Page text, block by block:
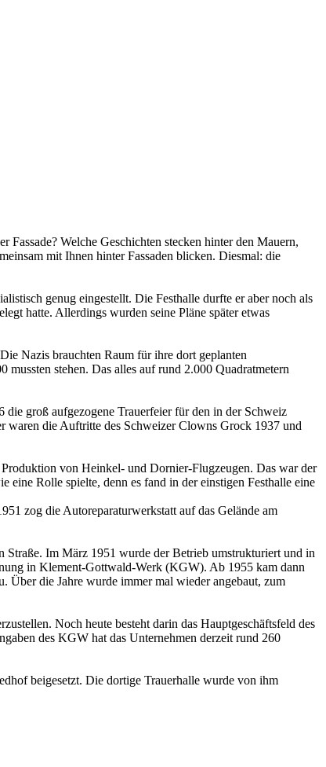
Welche Geschichten stecken hinter den Mauern,
mit Ihnen hinter Fassaden blicken. Diesmal: die
genug eingestellt. Die Festhalle durfte er aber noch als
hatte. Allerdings wurden seine Pläne später etwas
Nazis brauchten Raum für ihre dort geplanten
stehen. Das alles auf rund 2.000 Quadratmetern
die groß aufgezogene Trauerfeier für den in der Schweiz
waren die Auftritte des Schweizer Clowns Grock 1937 und
von Heinkel- und Dornier-Flugzeugen. Das war der
Rolle spielte, denn es fand in der einstigen Festhalle eine
zog die Autoreparaturwerkstatt auf das Gelände am
Im März 1951 wurde der Betrieb umstrukturiert und in
in Klement-Gottwald-Werk (KGW). Ab 1955 kam dann
Über die Jahre wurde immer mal wieder angebaut, zum
Noch heute besteht darin das Hauptgeschäftsfeld des
des KGW hat das Unternehmen derzeit rund 260
beigesetzt. Die dortige Trauerhalle wurde von ihm